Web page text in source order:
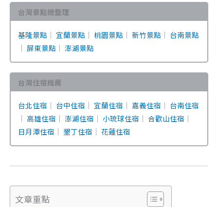
台灣景點總整理
基隆景點 ｜ 宜蘭景點 ｜ 桃園景點 ｜ 新竹景點 ｜ 台南景點
｜ 屏東景點 ｜ 澎湖景點
台灣住宿推薦
台北住宿 ｜ 台中住宿 ｜ 宜蘭住宿 ｜ 嘉義住宿 ｜ 台南住宿
｜ 高雄住宿 ｜ 澎湖住宿 ｜ 小琉球住宿 ｜ 合歡山住宿 ｜
日月潭住宿 ｜ 墾丁住宿 ｜ 花蓮住宿
文章重點